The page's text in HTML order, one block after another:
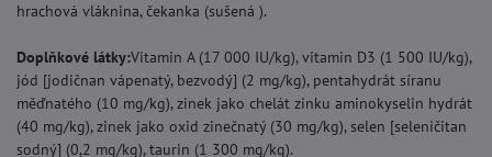
hrachová vláknina, čekanka (sušená ).
Doplňkové látky:Vitamin A (17 000 IU/kg), vitamin D3 (1 500 IU/kg),
jód [jodičnan vápenatý, bezvodý] (2 mg/kg), pentahydrát síranu
měďnatého (10 mg/kg), zinek jako chelát zinku aminokyselin hydrát
(40 mg/kg), zinek jako oxid zinečnatý (30 mg/kg), selen [seleničitan
sodný] (0,2 mg/kg), taurin (1 300 mg/kg).